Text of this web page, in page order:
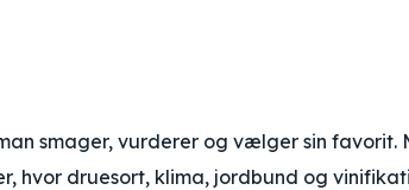
smager, vurderer og vælger sin favorit.
hvor druesort, klima, jordbund og